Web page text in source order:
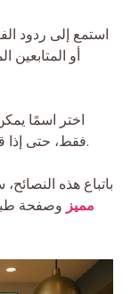
استمع إلى ردود
أو
اختر اسمًا
فقط، حتى إذا قررت توسيع نشاطك أو تنويع محتواك.
باتباع هذه
مميز وصفحة